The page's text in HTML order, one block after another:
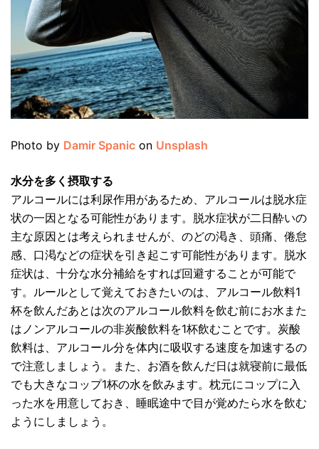
Photo by Damir Spanic on Unsplash
水分を多く摂取する
アルコールには利尿作用があるため、アルコールは脱水症
状の一因となる可能性があります。脱水症状が二日酔いの
主な原因とは考えられませんが、のどの渇き、頭痛、倦怠
感、口渇などの症状を引き起こす可能性があります。脱水
症状は、十分な水分補給をすれば回避することが可能で
す。ルールとして覚えておきたいのは、アルコール飲料1
杯を飲んだあとは次のアルコール飲料を飲む前にお水また
はノンアルコールの非炭酸飲料を1杯飲むことです。炭酸
飲料は、アルコール分を体内に吸収する速度を加速するの
で注意しましょう。また、お酒を飲んだ日は就寝前に最低
でも大きなコップ1杯の水を飲みます。枕元にコップに入
った水を用意しておき、睡眠途中で目が覚めたら水を飲む
ようにしましょう。